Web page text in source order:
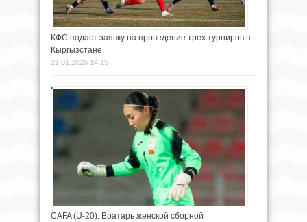
КФС подаст заявку на проведение трех турниров в
Кыргызстане
21.01.2026 14:15
CAFA (U-20): Вратарь женской сборной